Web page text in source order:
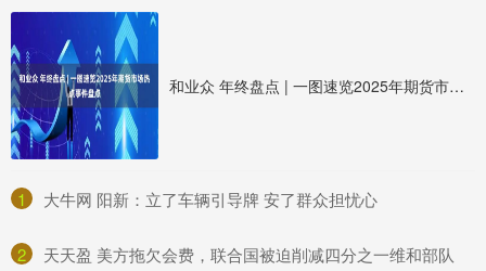
和业众 年终盘点 | 一图速览2025年期货市场热点事件盘点
1 ​大牛网 阳新：立了车辆引导牌 安了群众担忧心
2 ​天天盈 美方拖欠会费，联合国被迫削减四分之一维和部队